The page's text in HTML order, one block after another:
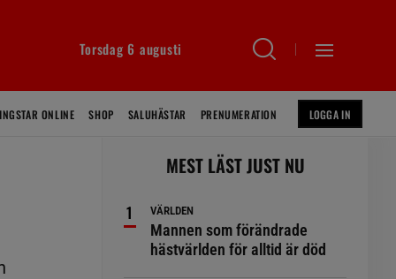
Torsdag 6 augusti
ONLINE SHOP SALUHÄSTAR PRENUMERATION LOGGA IN
MEST LÄST JUST NU
VÄRLDEN
Mannen som förändrade
hästvärlden för alltid är död